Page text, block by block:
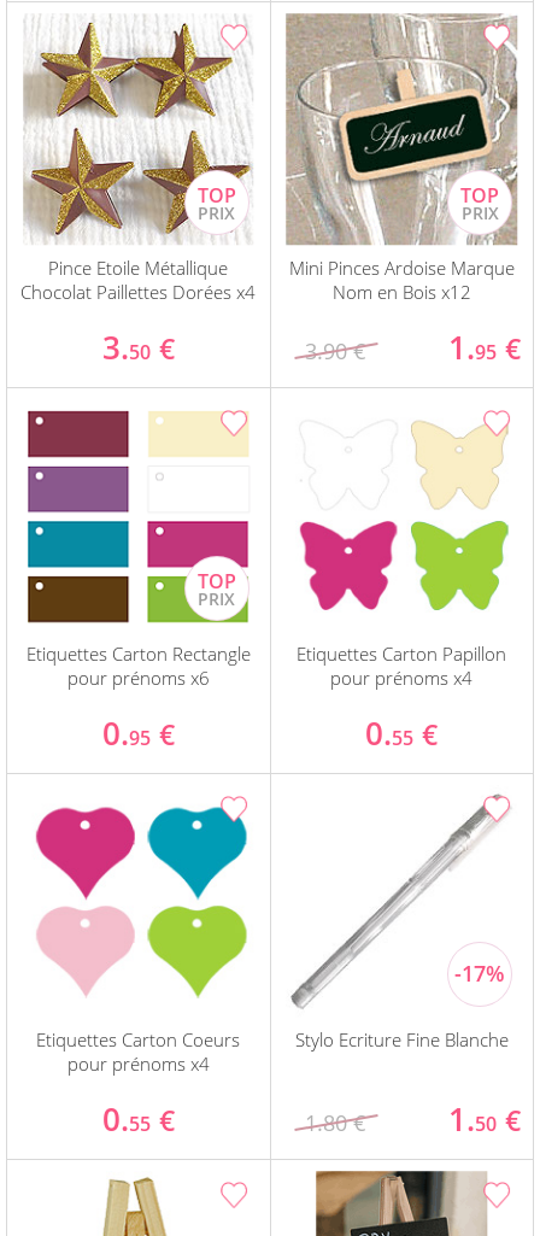
Pince Etoile Métallique
Chocolat Paillettes Dorées x4
3.50 €
Mini Pinces Ardoise Marque
Nom en Bois x12
3.90 € 1.95 €
Etiquettes Carton Rectangle
pour prénoms x6
0.95 €
Etiquettes Carton Papillon
pour prénoms x4
0.55 €
Etiquettes Carton Coeurs
pour prénoms x4
0.55 €
Stylo Ecriture Fine Blanche
1.80 € 1.50 €